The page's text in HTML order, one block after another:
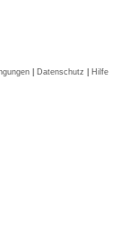
| Datenschutz | Hilfe